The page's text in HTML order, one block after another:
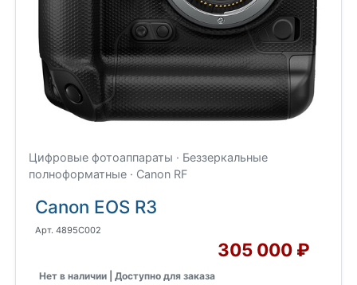
Цифровые фотоаппараты · Беззеркальные
полноформатные · Canon RF
Canon EOS R3
Арт. 4895C002
305 000 ₽
Нет в наличии | Доступно для заказа